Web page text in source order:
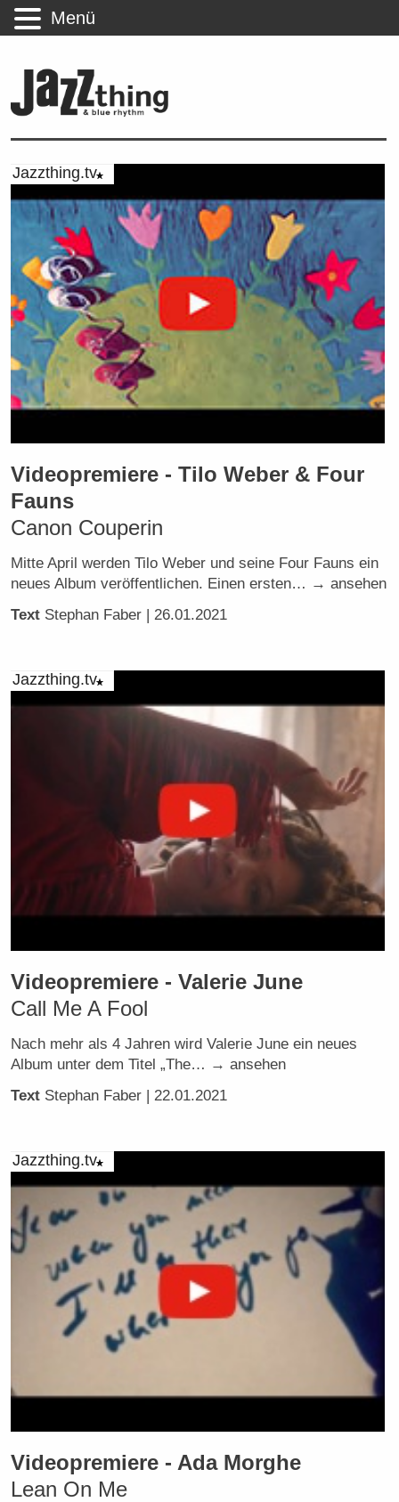
Jazzthing.tv
Videopremiere - Tilo Weber & Four
Fauns
Canon Couperin
Mitte April werden Tilo Weber und seine Four Fauns ein
neues Album veröffentlichen. Einen ersten… → ansehen
Text Stephan Faber | 26.01.2021
Jazzthing.tv
Videopremiere - Valerie June
Call Me A Fool
Nach mehr als 4 Jahren wird Valerie June ein neues
Album unter dem Titel „The… → ansehen
Text Stephan Faber | 22.01.2021
Jazzthing.tv
Videopremiere - Ada Morghe
Lean On Me
Menü